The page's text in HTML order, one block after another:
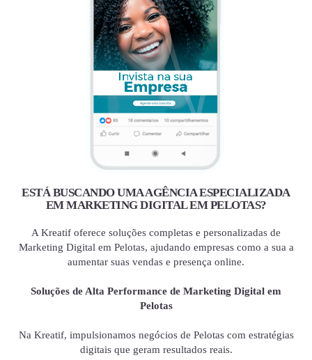
ESTÁ BUSCANDO UMA AGÊNCIA ESPECIALIZADA
EM MARKETING DIGITAL EM PELOTAS?
A Kreatif oferece soluções completas e personalizadas de
Marketing Digital em Pelotas, ajudando empresas como a sua a
aumentar suas vendas e presença online.
Soluções de Alta Performance de Marketing Digital em
Pelotas
Na Kreatif, impulsionamos negócios de Pelotas com estratégias
digitais que geram resultados reais.